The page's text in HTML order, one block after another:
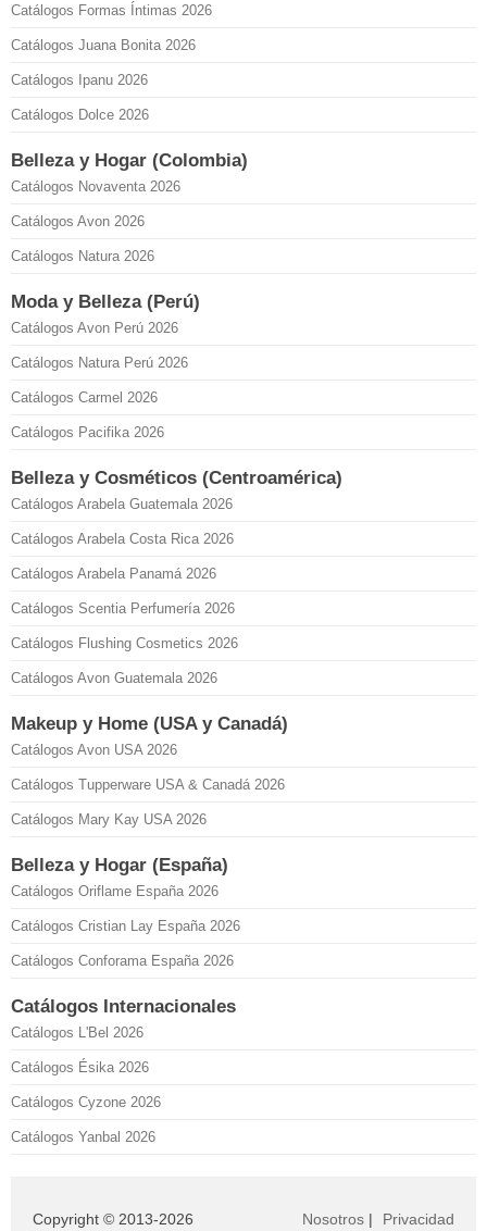
Catálogos Formas Íntimas 2026
Catálogos Juana Bonita 2026
Catálogos Ipanu 2026
Catálogos Dolce 2026
Belleza y Hogar (Colombia)
Catálogos Novaventa 2026
Catálogos Avon 2026
Catálogos Natura 2026
Moda y Belleza (Perú)
Catálogos Avon Perú 2026
Catálogos Natura Perú 2026
Catálogos Carmel 2026
Catálogos Pacifika 2026
Belleza y Cosméticos (Centroamérica)
Catálogos Arabela Guatemala 2026
Catálogos Arabela Costa Rica 2026
Catálogos Arabela Panamá 2026
Catálogos Scentia Perfumería 2026
Catálogos Flushing Cosmetics 2026
Catálogos Avon Guatemala 2026
Makeup y Home (USA y Canadá)
Catálogos Avon USA 2026
Catálogos Tupperware USA & Canadá 2026
Catálogos Mary Kay USA 2026
Belleza y Hogar (España)
Catálogos Oriflame España 2026
Catálogos Cristian Lay España 2026
Catálogos Conforama España 2026
Catálogos Internacionales
Catálogos L'Bel 2026
Catálogos Ésika 2026
Catálogos Cyzone 2026
Catálogos Yanbal 2026
Copyright © 2013-2026 Nosotros | Privacidad